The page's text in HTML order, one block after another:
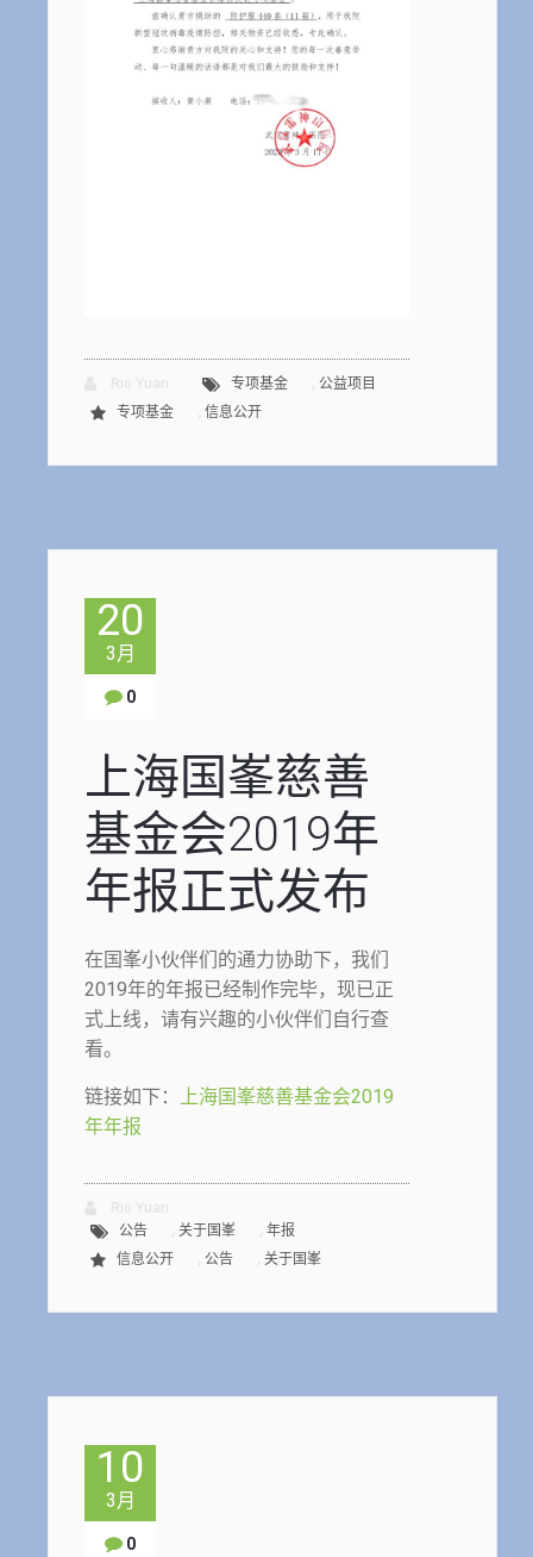
专项基金
公益项目
专项基金
信息公开
20
3月
0
上海国峯慈善
基金会2019年
年报正式发布
在国峯小伙伴们的通力协助下，我们
2019年的年报已经制作完毕，现已正
式上线，请有兴趣的小伙伴们自行查
看。
链接如下： 上海国峯慈善基金会2019
年年报
公告
关于国峯
年报
信息公开
公告 关于国峯
10
3月
0